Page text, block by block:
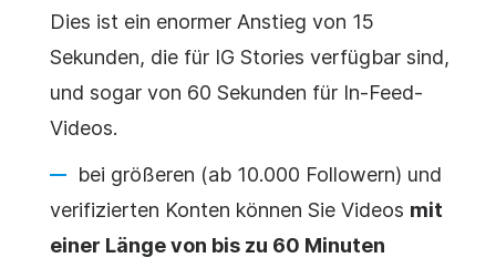
Dies ist ein enormer Anstieg von 15
Sekunden, die für IG Stories verfügbar sind,
und sogar von 60 Sekunden für In-Feed-
Videos.
bei größeren (ab 10.000 Followern) und
verifizierten Konten können Sie Videos mit
einer Länge von bis zu 60 Minuten